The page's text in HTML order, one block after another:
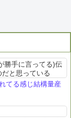
勝手に言ってる)伝
と思っている
てる感じ結構量産